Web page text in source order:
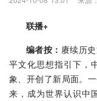
联播+
编者按： 赓续历
平文化思想指引下，
象、开创了新局面。
来，成为世界认识中